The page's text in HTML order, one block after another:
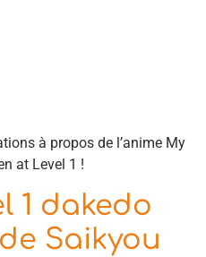
à propos de l’anime My
at Level 1 !
1 dakedo
Saikyou